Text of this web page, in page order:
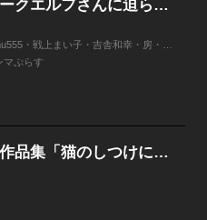
激重感情ダークエルフさんに迫られちゃうアンソロジーコミック
マぷらす
戦上まい子作品集「猫のしつけに困っています」